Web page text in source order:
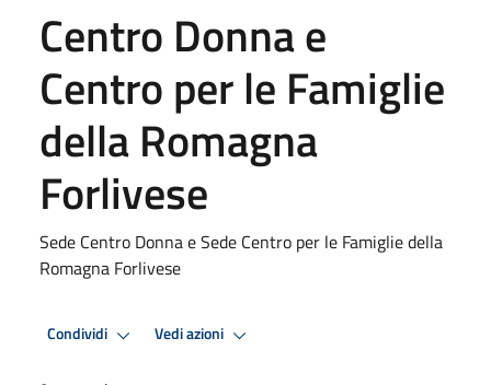
Centro Donna e
Centro per le Famiglie
della Romagna
Forlivese
Sede Centro Donna e Sede Centro per le Famiglie della
Romagna Forlivese
Condividi Vedi azioni